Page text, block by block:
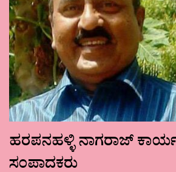
ಹರಪನಹಳ್ಳಿ ನಾಗರಾಜ್
ಸಂಪಾದಕರು